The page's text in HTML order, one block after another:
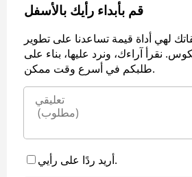
قم بأبداء رأيك بالأسفل
لهي أداة قيمة تساعدنا على تطوير
نقرأ آراءك، ونرد عليها، بناء على
طلبكم في أسرع وقت ممكن.
أريد ردًا على رأيي.